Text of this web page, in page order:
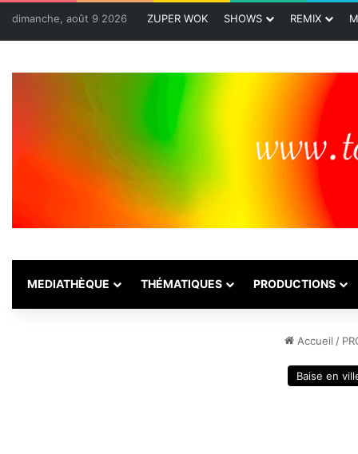
dimanche, août 9 2026 ZUPER WOK SHOWS REMIX
MEDIATHÈQUE THÉMATIQUES PRODUCTIONS
Accueil /
Baise en